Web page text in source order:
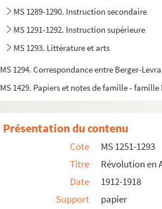
MS 1289-1290. Instruction secondaire
MS 1291-1292. Instruction supérieure
MS 1293. Littérature et arts
MS 1294. Correspondance entre Berger-
MS 1429. Papiers et notes de famille - famille
Présentation du contenu
Cote
MS 1251-1293
Titre
Révolution en
Date
1912-1918
Support
papier